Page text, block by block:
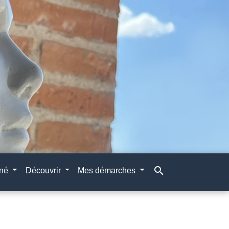
Découvrir Mes démarches search